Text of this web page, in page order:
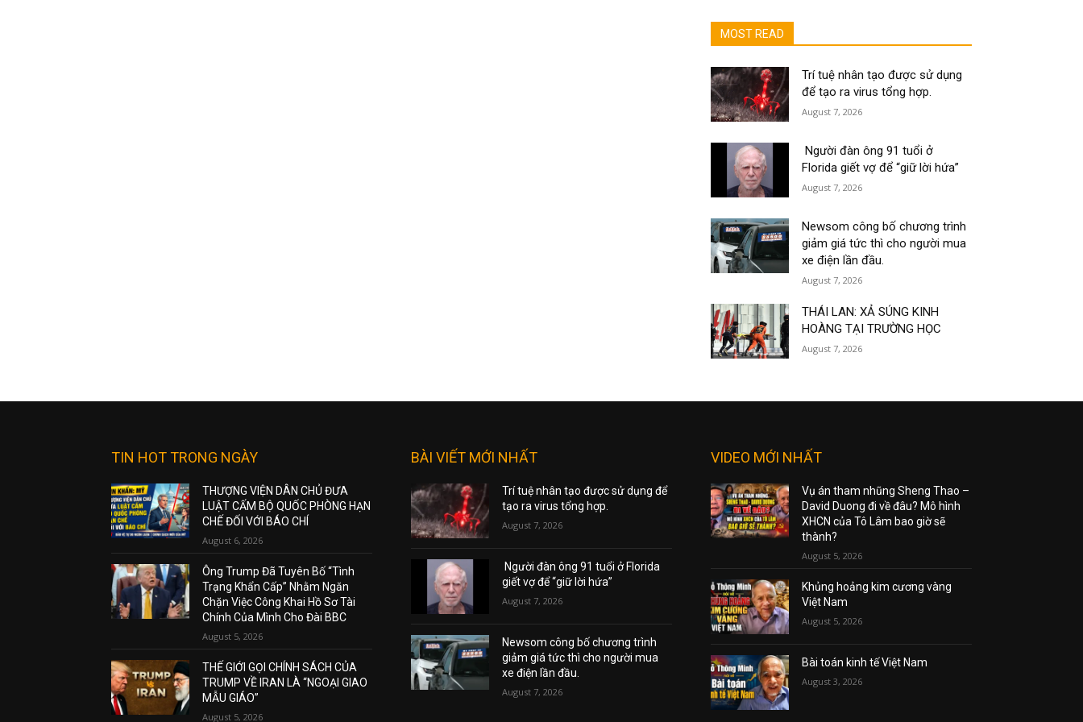
MOST READ
Trí tuệ nhân tạo được sử dụng
để tạo ra virus tổng hợp.
August 7, 2026
Người đàn ông 91 tuổi ở
Florida giết vợ để “giữ lời hứa”
August 7, 2026
Newsom công bố chương trình
giảm giá tức thì cho người mua
xe điện lần đầu.
August 7, 2026
THÁI LAN: XẢ SÚNG KINH
HOÀNG TẠI TRƯỜNG HỌC
August 7, 2026
TIN HOT TRONG NGÀY
THƯỢNG VIỆN DÂN CHỦ ĐƯA
LUẬT CẤM BỘ QUỐC PHÒNG HẠN
CHẾ ĐỐI VỚI BÁO CHÍ
August 6, 2026
Ông Trump Đã Tuyên Bố “Tình
Trạng Khẩn Cấp” Nhằm Ngăn
Chặn Việc Công Khai Hồ Sơ Tài
Chính Của Mình Cho Đài BBC
August 5, 2026
THẾ GIỚI GỌI CHÍNH SÁCH CỦA
TRUMP VỀ IRAN LÀ “NGOẠI GIAO
MẪU GIÁO”
August 5, 2026
BÀI VIẾT MỚI NHẤT
Trí tuệ nhân tạo được sử dụng để
tạo ra virus tổng hợp.
August 7, 2026
Người đàn ông 91 tuổi ở Florida
giết vợ để “giữ lời hứa”
August 7, 2026
Newsom công bố chương trình
giảm giá tức thì cho người mua
xe điện lần đầu.
August 7, 2026
VIDEO MỚI NHẤT
Vụ án tham nhũng Sheng Thao –
David Duong đi về đâu? Mô hình
XHCN của Tô Lâm bao giờ sẽ
thành?
August 5, 2026
Khủng hoảng kim cương vàng
Việt Nam
August 5, 2026
Bài toán kinh tế Việt Nam
August 3, 2026